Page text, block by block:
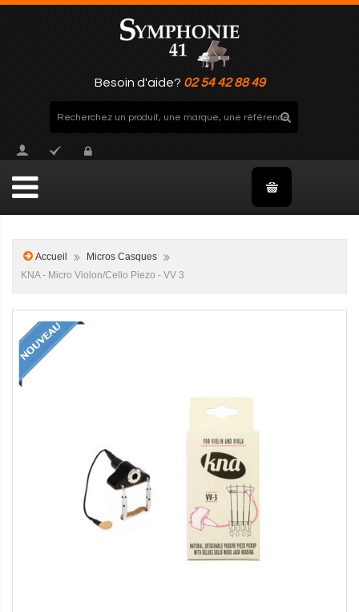
Besoin d'aide? 02 54 42 88 49
Accueil
Micros Casques
KNA - Micro Violon/Cello Piezo - VV 3